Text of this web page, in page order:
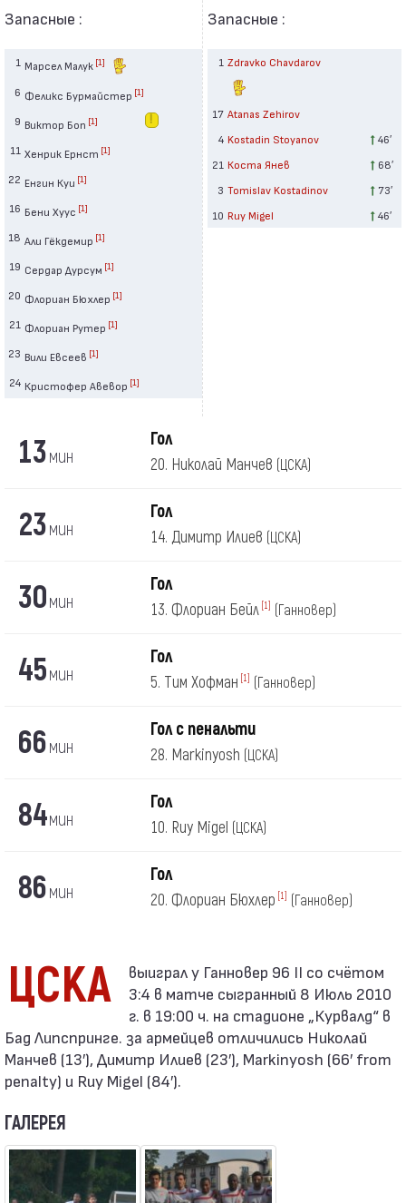
Запасные :
1 Марсел Малук [1]
6 Феликс Бурмайстер [1]
9 Виктор Боп [1]
11 Хенрик Ернст [1]
22 Енгин Куи [1]
16 Бени Хуус [1]
18 Али Гёкдемир [1]
19 Сердар Дурсум [1]
20 Флориан Бюхлер [1]
21 Флориан Рутер [1]
23 Вили Евсеев [1]
24 Кристофер Авевор [1]
Запасные :
1 Zdravko Chavdarov
17 Atanas Zehirov
4 Kostadin Stoyanov
46′
21 Коста Янев
68′
3 Tomislav Kostadinov
73′
10 Ruy Migel 46′
13мин
Гол
20. Николай Манчев (ЦСКА)
23мин
Гол
14. Димитр Илиев (ЦСКА)
30мин
Гол
13. Флориан Бейл [1] (Ганновер)
45мин
Гол
5. Тим Хофман [1] (Ганновер)
66мин
Гол с пенальти
28. Markinyosh (ЦСКА)
84мин
Гол
10. Ruy Migel (ЦСКА)
86мин
Гол
20. Флориан Бюхлер [1] (Ганновер)
ЦСКА
3:4 в матче сыгранный 8 Июль 2010
г. в 19:00 ч. на стадионе „Курвалд“ в
Бад Липспринге. за армейцев отличились Николай
Манчев (13′), Димитр Илиев (23′), Markinyosh (66′ from
penalty) и Ruy Migel (84′).
ГАЛЕРЕЯ